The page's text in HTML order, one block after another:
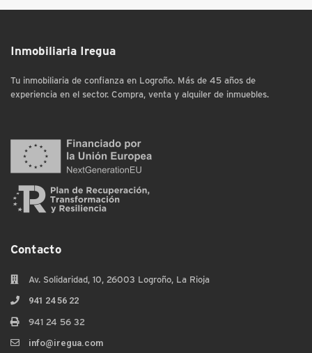
Inmobiliaria Iregua
Tu inmobiliaria de confianza en Logroño. Más de 45 años de
experiencia en el sector. Compra, venta y alquiler de inmuebles.
Contacto
Av. Solidaridad, 10, 26003 Logroño, La Rioja
941 24 56 22
941 24 56 32
info@iregua.com